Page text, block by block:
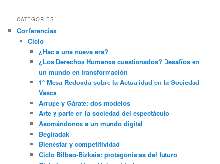
CATEGORIES
Conferencias
Ciclo
¿Hacia una nueva era?
¿Los Derechos Humanos cuestionados? Desafíos en
un mundo en transformación
1º Mesa Redonda sobre la Actualidad en la Sociedad
Vasca
Arrupe y Gárate: dos modelos
Arte y parte en la sociedad del espectáculo
Asomándonos a un mundo digital
Begiradak
Bienestar y competitividad
Ciclo Bilbao-Bizkaia: protagonistas del futuro